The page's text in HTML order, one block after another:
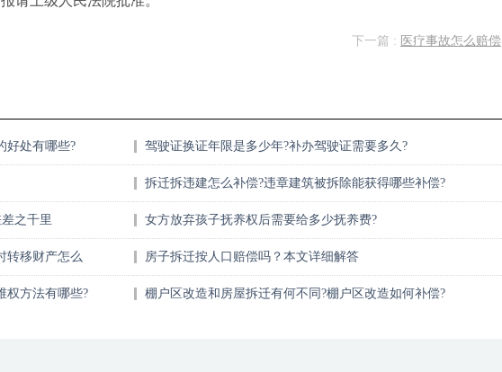
下一篇 : 医疗事故怎么赔偿
好处有哪些? 驾驶证换证年限是多少年?补办驾驶证需要多久?
拆迁拆违建怎么补偿?违章建筑被拆除能获得哪些补偿?
之千里 女方放弃孩子抚养权后需要给多少抚养费?
转移财产怎么
房子拆迁按人口赔偿吗？本文详细解答
权方法有哪些? 棚户区改造和房屋拆迁有何不同?棚户区改造如何补偿?